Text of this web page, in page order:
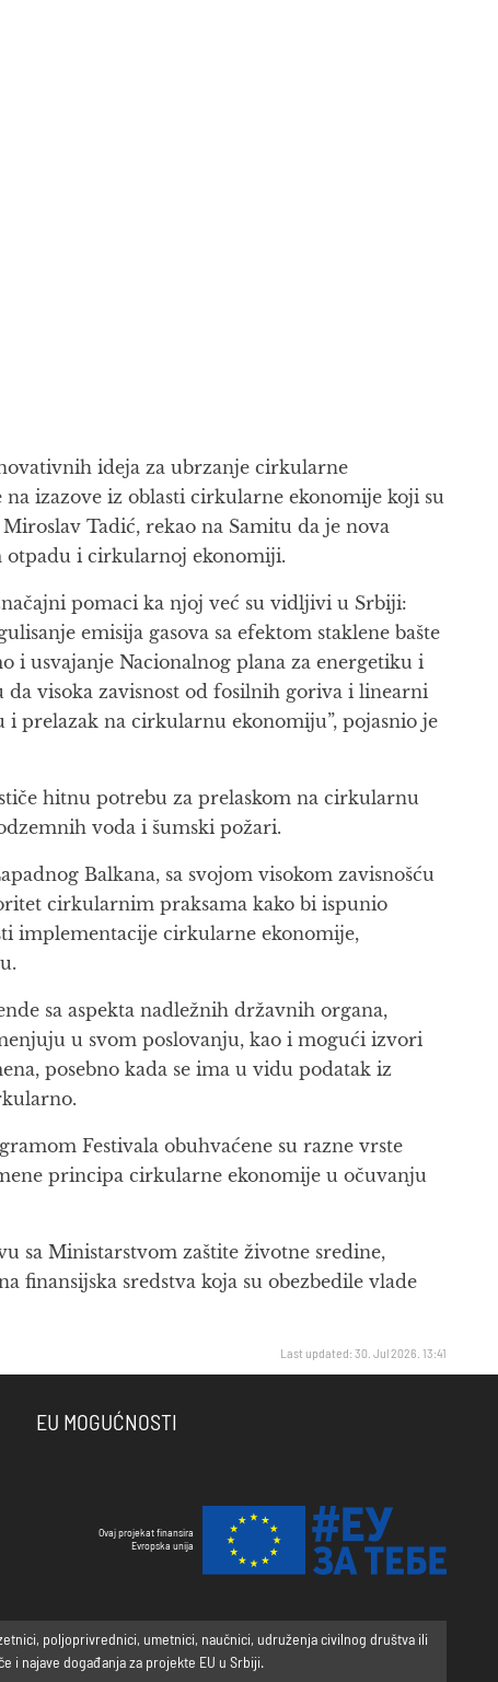
ideja za ubrzanje cirkularne
izazove iz oblasti cirkularne ekonomije koji su
Tadić, rekao na Samitu da je nova
otpadu i cirkularnoj ekonomiji.
pomaci ka njoj već su vidljivi u Srbiji:
emisija gasova sa efektom staklene bašte
i usvajanje Nacionalnog plana za energetiku i
visoka zavisnost od fosilnih goriva i linearni
prelazak na cirkularnu ekonomiju”, pojasnio je
hitnu potrebu za prelaskom na cirkularnu
voda i šumski požari.
Balkana, sa svojom visokom zavisnošću
cirkularnim praksama kako bi ispunio
implementacije cirkularne ekonomije,
sa aspekta nadležnih državnih organa,
u svom poslovanju, kao i mogući izvori
posebno kada se ima u vidu podatak iz
Festivala obuhvaćene su razne vrste
principa cirkularne ekonomije u očuvanju
sa Ministarstvom zaštite životne sredine,
finansijska sredstva koja su obezbedile vlade
Last updated: 30. Jul 2026. 13:41
EU MOGUĆNOSTI
Ovaj projekat finansira
Evropska unija
poljoprivrednici, umetnici, naučnici, udruženja civilnog društva ili
i najave događanja za projekte EU u Srbiji.